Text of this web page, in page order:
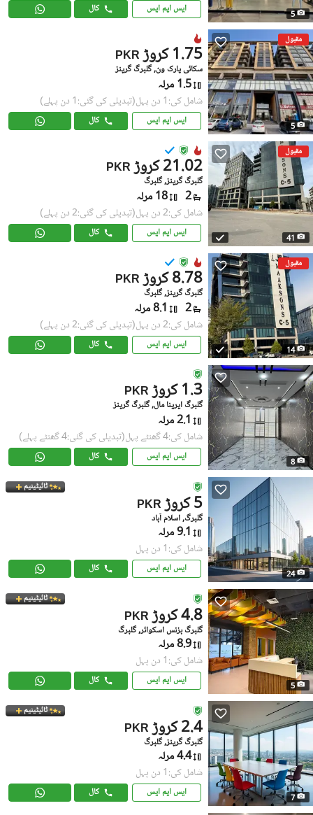
5 ایس ایم ایس کال
مقبول
5
PKR 1.75 کروڑ
سکائی پارک ون, گلبرگ گرینز
1.5 مرلہ
شامل کی:1 دن پہل (تبدیلی کی گئی:1 دن پہلے)
ایس ایم ایس کال
مقبول
41
PKR 21.02 کروڑ
گلبرگ گرینز, گلبرگ
2 18 مرلہ
شامل کی:2 دن پہل (تبدیلی کی گئی:2 دن پہلے)
ایس ایم ایس کال
مقبول
14
PKR 8.78 کروڑ
گلبرگ گرینز, گلبرگ
2 8.1 مرلہ
شامل کی:2 دن پہل (تبدیلی کی گئی:2 دن پہلے)
ایس ایم ایس کال
8
PKR 1.3 کروڑ
گلبرگ ایرینا مال, گلبرگ گرینز
2.1 مرلہ
شامل کی:4 گھنٹے پہل (تبدیلی کی گئی:4 گھنٹے پہلے)
ایس ایم ایس کال
24
ٹائیٹینیم
PKR 5 کروڑ
گلبرگ, اسلام آباد
9.1 مرلہ
شامل کی:1 دن پہل
ایس ایم ایس کال
5
ٹائیٹینیم
PKR 4.8 کروڑ
گلبرگ بزنس اسکوائر, گلبرگ
8.9 مرلہ
شامل کی:1 دن پہل
ایس ایم ایس کال
7
ٹائیٹینیم
PKR 2.4 کروڑ
گلبرگ گرینز, گلبرگ
4.4 مرلہ
شامل کی:1 دن پہل
ایس ایم ایس کال